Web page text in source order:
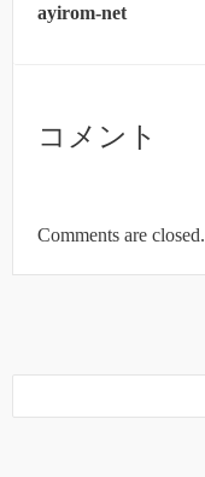
ayirom-net
コメント
Comments are closed.